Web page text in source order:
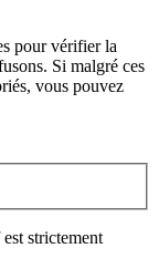
pour vérifier la
Si malgré ces
vous pouvez
strictement